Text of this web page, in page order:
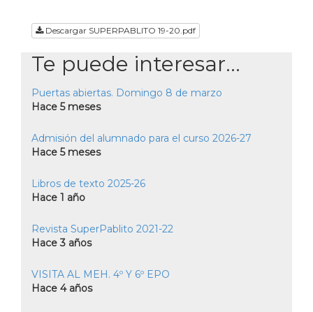
Descargar SUPERPABLITO 19-20.pdf
Te puede interesar...
Puertas abiertas. Domingo 8 de marzo
Hace 5 meses
Admisión del alumnado para el curso 2026-27
Hace 5 meses
Libros de texto 2025-26
Hace 1 año
Revista SuperPablito 2021-22
Hace 3 años
VISITA AL MEH. 4º Y 6º EPO
Hace 4 años